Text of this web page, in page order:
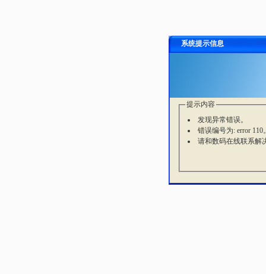
系统提示信息
提示内容
发现异常错误。
错误编号为: error 110
请和数码在线联系解